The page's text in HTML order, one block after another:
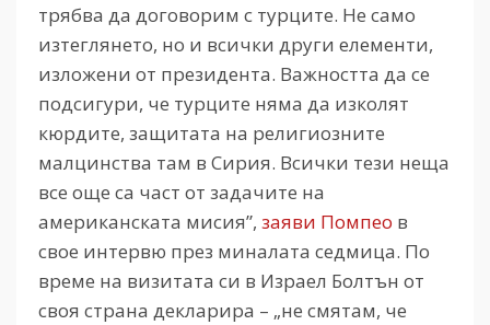
трябва да договорим с турците. Не само
изтеглянето, но и всички други елементи,
изложени от президента. Важността да се
подсигури, че турците няма да изколят
кюрдите, защитата на религиозните
малцинства там в Сирия. Всички тези неща
все още са част от задачите на
американската мисия”, заяви Помпео в
свое интервю през миналата седмица. По
време на визитата си в Израел Болтън от
своя страна декларира – „не смятам, че